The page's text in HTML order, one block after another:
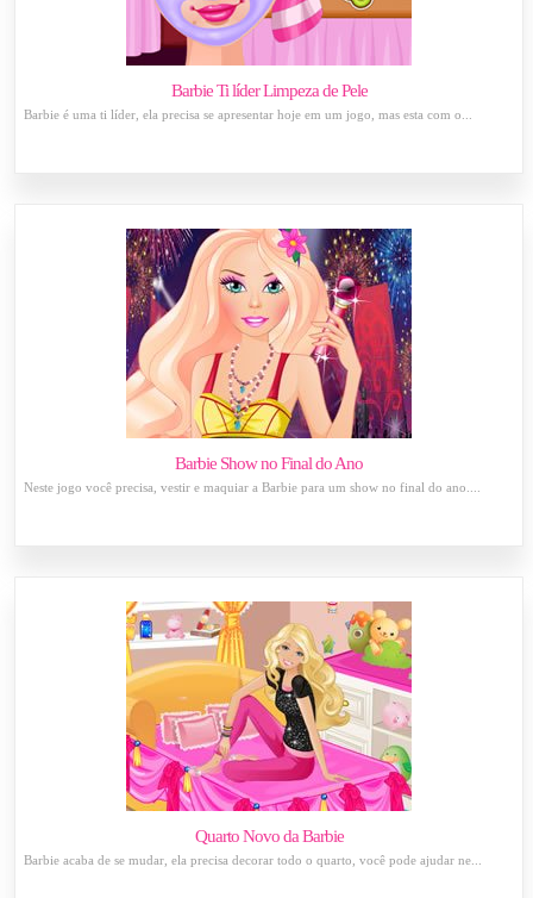
Barbie Ti líder Limpeza de Pele
Barbie é uma ti líder, ela precisa se apresentar hoje em um jogo, mas esta com o...
Barbie Show no Final do Ano
Neste jogo você precisa, vestir e maquiar a Barbie para um show no final do ano....
Quarto Novo da Barbie
Barbie acaba de se mudar, ela precisa decorar todo o quarto, você pode ajudar ne...